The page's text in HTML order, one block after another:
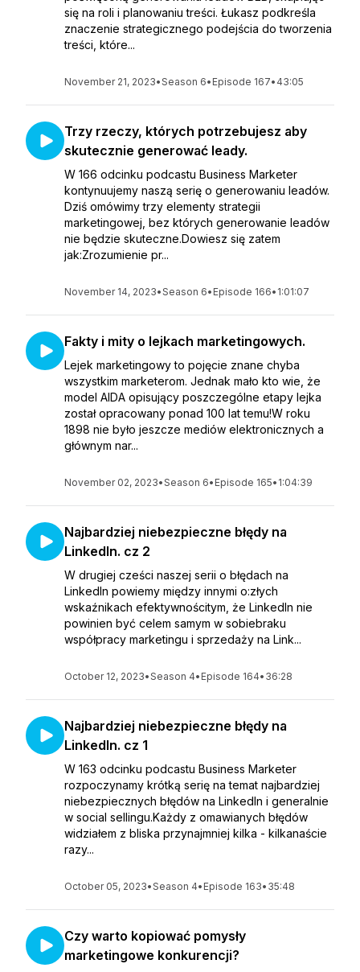
się na roli i planowaniu treści. Łukasz podkreśla
znaczenie strategicznego podejścia do tworzenia
treści, które...
November 21, 2023•Season 6• Episode 167• 43:05
Trzy rzeczy, których potrzebujesz aby
skutecznie generować leady.
W 166 odcinku podcastu Business Marketer
kontynuujemy naszą serię o generowaniu leadów.
Dziś omówimy trzy elementy strategii
marketingowej, bez których generowanie leadów
nie będzie skuteczne.Dowiesz się zatem
jak:Zrozumienie pr...
November 14, 2023•Season 6• Episode 166• 1:01:07
Fakty i mity o lejkach marketingowych.
Lejek marketingowy to pojęcie znane chyba
wszystkim marketerom. Jednak mało kto wie, że
model AIDA opisujący poszczególne etapy lejka
został opracowany ponad 100 lat temu!W roku
1898 nie było jeszcze mediów elektronicznych a
głównym nar...
November 02, 2023•Season 6• Episode 165• 1:04:39
Najbardziej niebezpieczne błędy na
LinkedIn. cz 2
W drugiej cześci naszej serii o błędach na
LinkedIn powiemy między innymi o:złych
wskaźnikach efektywnościtym, że LinkedIn nie
powinien być celem samym w sobiebraku
współpracy marketingu i sprzedaży na Link...
October 12, 2023•Season 4• Episode 164• 36:28
Najbardziej niebezpieczne błędy na
LinkedIn. cz 1
W 163 odcinku podcastu Business Marketer
rozpoczynamy krótką serię na temat najbardziej
niebezpiecznych błędów na LinkedIn i generalnie
w social sellingu.Każdy z omawianych błędów
widziałem z bliska przynajmniej kilka - kilkanaście
razy...
October 05, 2023•Season 4• Episode 163• 35:48
Czy warto kopiować pomysły
marketingowe konkurencji?